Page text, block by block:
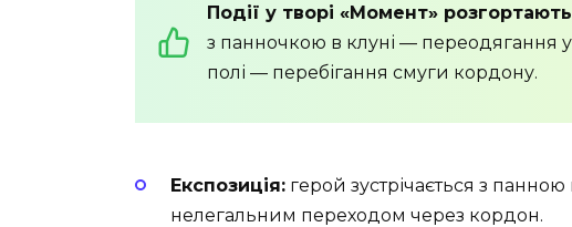
Події у творі «Момент»
з панночкою в клуні — переодягання
полі — перебігання смуги кордону.
Експозиція: герой зустрічається з
нелегальним переходом через кордон.